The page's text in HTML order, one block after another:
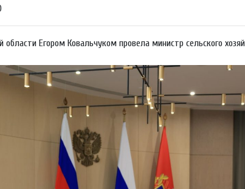
области Егором Ковальчуком провела министр сельского